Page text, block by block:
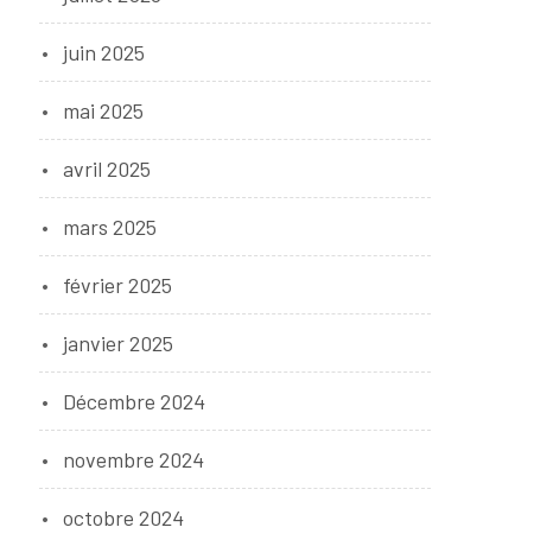
juin 2025
mai 2025
avril 2025
mars 2025
février 2025
janvier 2025
Décembre 2024
novembre 2024
octobre 2024